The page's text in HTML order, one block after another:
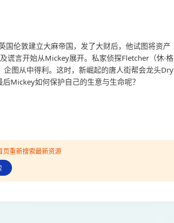
国伦敦建立大麻帝国，发了大财后，他试图将资产
谎言开始从Mickey展开。私家侦探Fletcher（休·格
图从中得利。这时，新崛起的唐人街帮会龙头Dry
Mickey如何保护自己的生意与生命呢？
重新搜索最新资源